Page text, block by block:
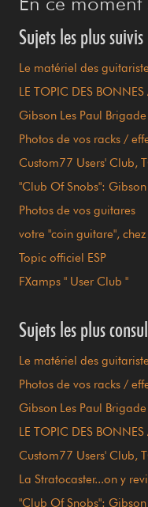
Sujets les plus suivis
Le matériel des
LE TOPIC DES
Gibson Les Paul Brigade
Photos de vos racks /
Custom77 Users' Club,
"Club Of Snobs":
Photos de vos guitares
votre "coin guitare", chez
Topic officiel ESP
FXamps " User Club "
Sujets les plus
Le matériel des
Photos de vos racks /
Gibson Les Paul Brigade
LE TOPIC DES
Custom77 Users' Club,
La Stratocaster...on y
"Club Of Snobs":